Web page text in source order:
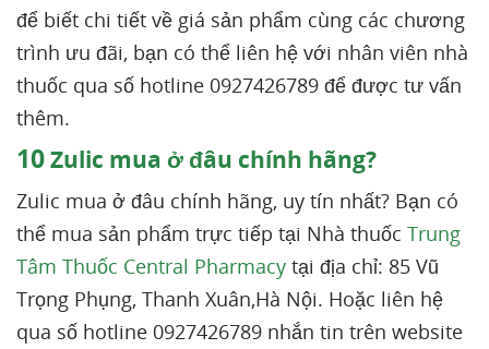
để biết chi tiết về giá sản phẩm cùng các chương
trình ưu đãi, bạn có thể liên hệ với nhân viên nhà
thuốc qua số hotline 0927426789 để được tư vấn
thêm.
10Zulic mua ở đâu chính hãng?
Zulic mua ở đâu chính hãng, uy tín nhất? Bạn có
thể mua sản phẩm trực tiếp tại Nhà thuốc Trung
Tâm Thuốc Central Pharmacy tại địa chỉ: 85 Vũ
Trọng Phụng, Thanh Xuân,Hà Nội. Hoặc liên hệ
qua số hotline 0927426789 nhắn tin trên website